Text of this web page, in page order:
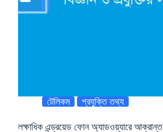
টেলিকম প্রযুক্তি তথ্য
লক্ষাধিক এন্ড্রয়েড ফোন অ্যাডওয়্যারে আক্রান্ত